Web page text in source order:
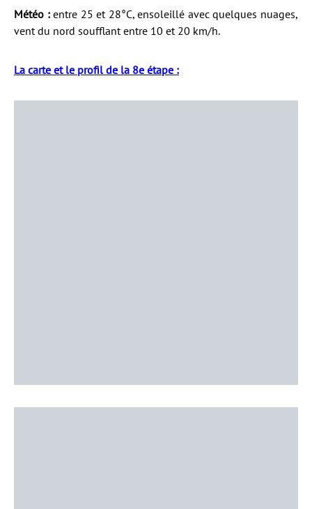
Météo :entre 25 et 28°C, ensoleillé avec quelques nuages,
vent du nord soufflant entre 10 et 20 km/h.
La carte et le profil de la 8e étape :